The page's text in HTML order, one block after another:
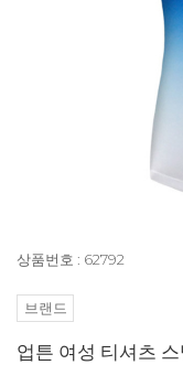
상품번호 : 62792
브랜드
업튼 여성 티셔츠